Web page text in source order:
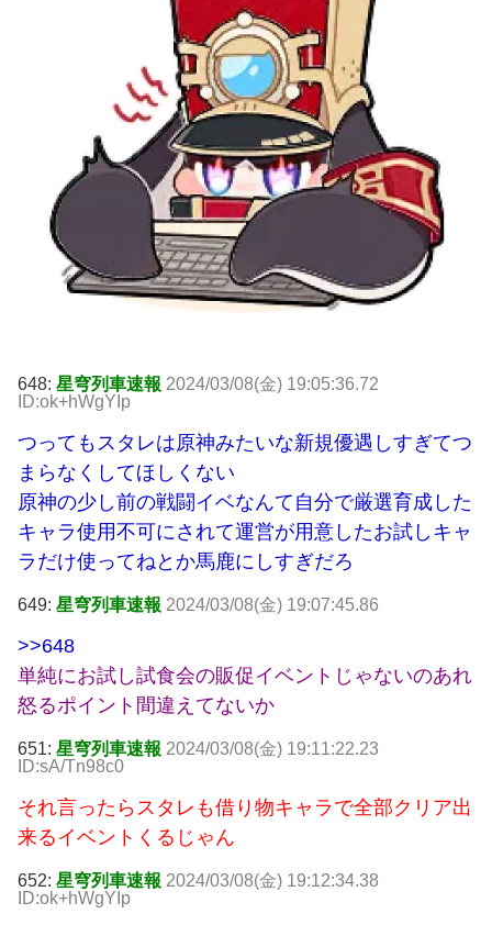
648: 星穹列車速報 2024/03/08(金) 19:05:36.72
ID:ok+hWgYIp
つってもスタレは原神みたいな新規優遇しすぎてつ
まらなくしてほしくない
原神の少し前の戦闘イベなんて自分で厳選育成した
キャラ使用不可にされて運営が用意したお試しキャ
ラだけ使ってねとか馬鹿にしすぎだろ
649: 星穹列車速報 2024/03/08(金) 19:07:45.86
>>648
単純にお試し試食会の販促イベントじゃないのあれ
怒るポイント間違えてないか
651: 星穹列車速報 2024/03/08(金) 19:11:22.23
ID:sA/Tn98c0
それ言ったらスタレも借り物キャラで全部クリア出
来るイベントくるじゃん
652: 星穹列車速報 2024/03/08(金) 19:12:34.38
ID:ok+hWgYIp